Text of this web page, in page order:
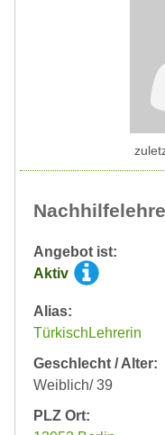
Angebot ist:
Aktiv
Alias:
TürkischLehrerin
Geschlecht / Alter:
Weiblich/ 39
PLZ Ort: